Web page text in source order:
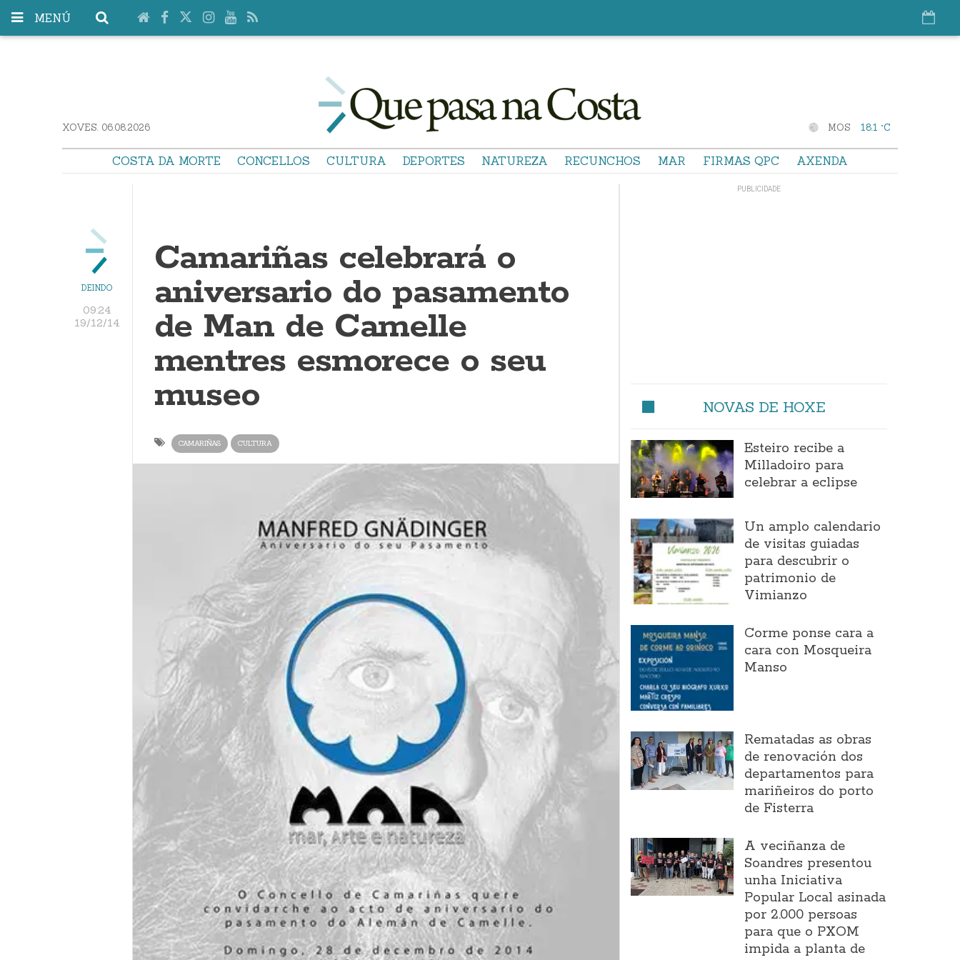
MENÚ
XOVES. 06.08.2026 MOS 18.1 °C
COSTA DA MORTE CONCELLOS CULTURA DEPORTES NATUREZA RECUNCHOS MAR FIRMAS QPC AXENDA
DEINDO
09:24
19/12/14
Camariñas celebrará o
aniversario do pasamento
de Man de Camelle
mentres esmorece o seu
museo
CAMARIÑAS CULTURA
NOVAS DE HOXE
Esteiro recibe a
Milladoiro para
celebrar a eclipse
Un amplo calendario
de visitas guiadas
para descubrir o
patrimonio de
Vimianzo
Corme ponse cara a
cara con Mosqueira
Manso
Rematadas as obras
de renovación dos
departamentos para
mariñeiros do porto
de Fisterra
A veciñanza de
Soandres presentou
unha Iniciativa
Popular Local asinada
por 2.000 persoas
para que o PXOM
impida a planta de